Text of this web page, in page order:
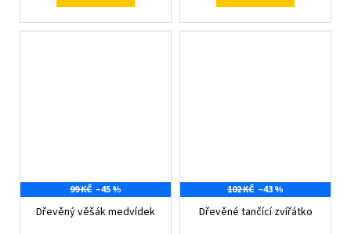
99 KČ –45 %
Dřevěný věšák medvídek
102 KČ –43 %
Dřevěné tančící zvířátko